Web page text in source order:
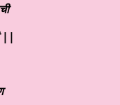
||